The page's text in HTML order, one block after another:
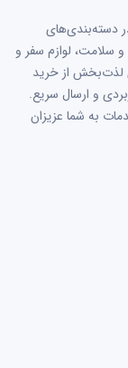
دسته‌بندی‌های
و سلامت، لوازم سفر و
لذت‌بخش از خرید
و ارسال سریع.
به شما عزیزان